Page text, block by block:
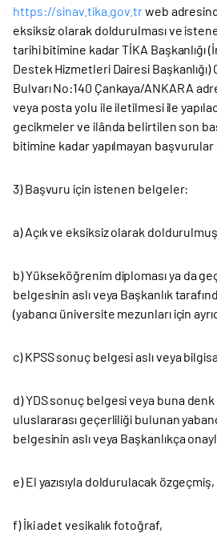
https://sinav.tika.gov.trweb
eksiksiz olarak doldurulması ve
tarihi bitimine kadar TİKA Başkanlığı
Destek Hizmetleri Dairesi Başkanlığı)
Bulvarı No:140 Çankaya/ANKARA
veya posta yolu ile iletilmesi ile
gecikmeler ve ilânda belirtilen son
bitimine kadar yapılmayan başvurular
3) Başvuru için istenen belgeler:
a) Açık ve eksiksiz olarak
b) Yükseköğrenim diploması ya da
belgesinin aslı veya Başkanlık
(yabancı üniversite mezunları için
c) KPSS sonuç belgesi aslı veya
d) YDS sonuç belgesi veya buna
uluslararası geçerliliği bulunan
belgesinin aslı veya Başkanlıkça
e) El yazısıyla doldurulacak özgeçmiş,
f) İki adet vesikalık fotoğraf,